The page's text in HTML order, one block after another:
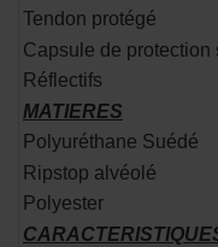
Tendon protégé
Capsule de protection
Réflectifs
MATIERES
Polyuréthane Suédé
Ripstop alvéolé
Polyester